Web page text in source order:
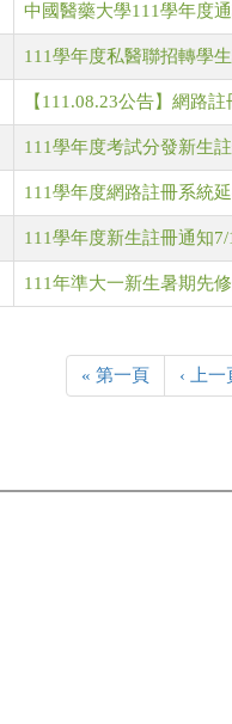
中國醫藥大學111學年度
111學年度私醫聯招轉學
【111.08.23公告】網路
111學年度考試分發新生
111學年度網路註冊系統
111學年度新生註冊通知
111年準大一新生暑期先
« 第一頁 ‹ 上一